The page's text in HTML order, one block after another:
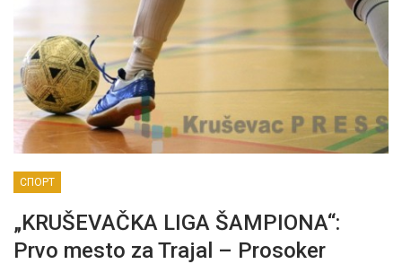
СПОРТ
„KRUŠEVAČKA LIGA ŠAMPIONA“:
Prvo mesto za Trajal – Prosoker